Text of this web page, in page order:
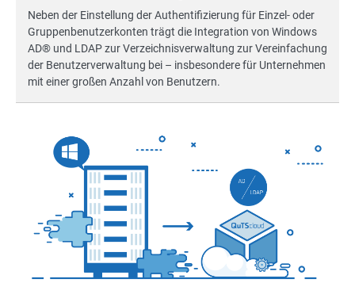
Neben der Einstellung der Authentifizierung für Einzel- oder
Gruppenbenutzerkonten trägt die Integration von Windows
AD® und LDAP zur Verzeichnisverwaltung zur Vereinfachung
der Benutzerverwaltung bei – insbesondere für Unternehmen
mit einer großen Anzahl von Benutzern.